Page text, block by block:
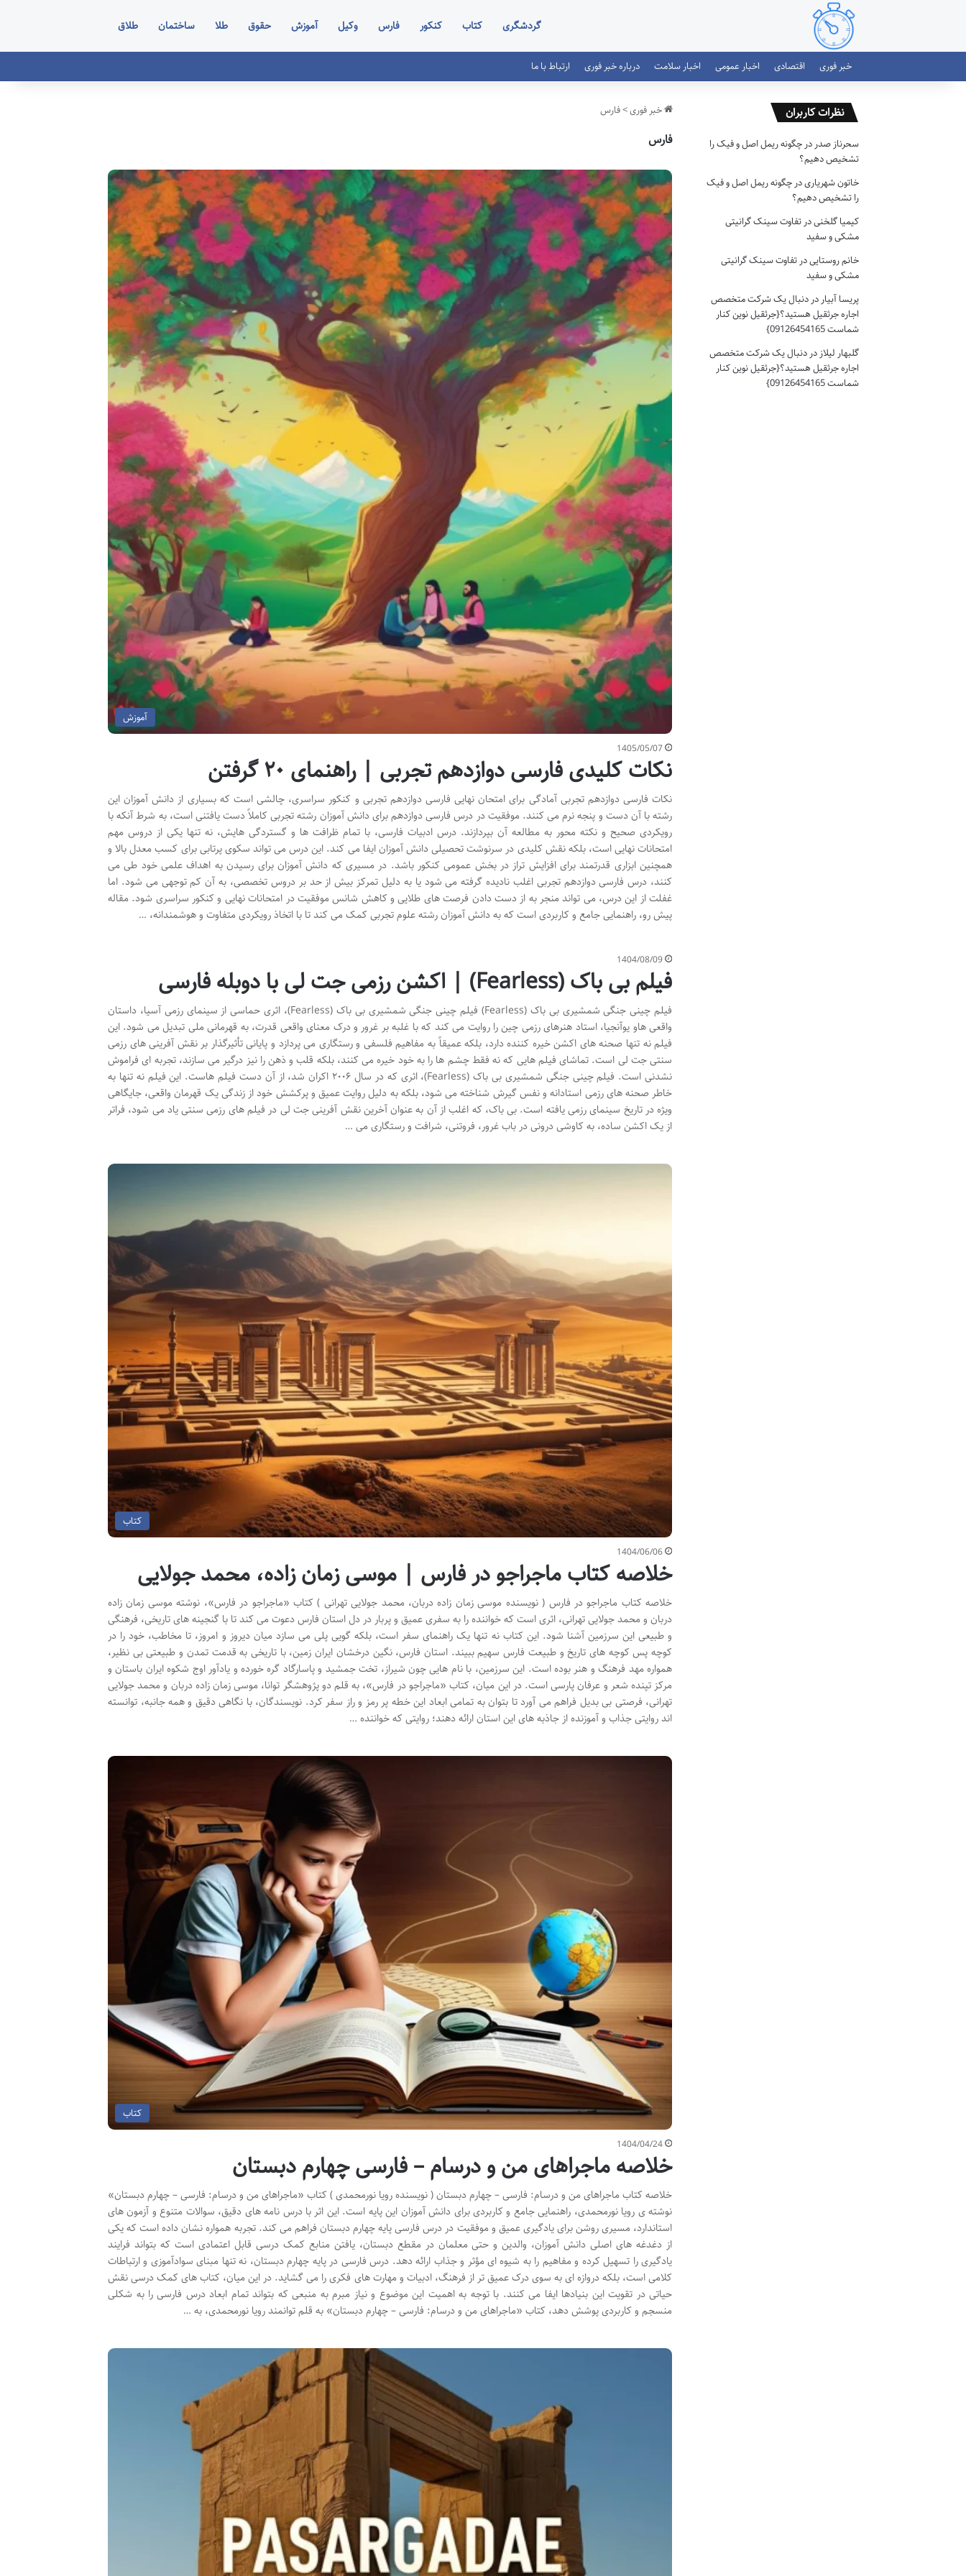
گردشگری کتاب کنکور فارس وکیل آموزش حقوق طلا ساختمان طلاق
خبر فوری اقتصادی اخبار عمومی اخبار سلامت درباره خبر فوری ارتباط با ما
خبر فوری>فارس
فارس
آموزش
1405/05/07
نکات کلیدی فارسی دوازدهم تجربی | راهنمای ۲۰ گرفتن
نکات فارسی دوازدهم تجربی آمادگی برای امتحان نهایی فارسی دوازدهم تجربی و کنکور سراسری، چالشی است که بسیاری از دانش آموزان این
رشته با آن دست و پنجه نرم می کنند. موفقیت در درس فارسی دوازدهم برای دانش آموزان رشته تجربی کاملاً دست یافتنی است، به شرط آنکه با
رویکردی صحیح و نکته محور به مطالعه آن بپردازند. درس ادبیات فارسی، با تمام ظرافت ها و گستردگی هایش، نه تنها یکی از دروس مهم
امتحانات نهایی است، بلکه نقش کلیدی در سرنوشت تحصیلی دانش آموزان ایفا می کند. این درس می تواند سکوی پرتابی برای کسب معدل بالا و
همچنین ابزاری قدرتمند برای افزایش تراز در بخش عمومی کنکور باشد. در مسیری که دانش آموزان برای رسیدن به اهداف علمی خود طی می
کنند، درس فارسی دوازدهم تجربی اغلب نادیده گرفته می شود یا به دلیل تمرکز بیش از حد بر دروس تخصصی، به آن کم توجهی می شود. اما
غفلت از این درس، می تواند منجر به از دست دادن فرصت های طلایی و کاهش شانس موفقیت در امتحانات نهایی و کنکور سراسری شود. مقاله
پیش رو، راهنمایی جامع و کاربردی است که به دانش آموزان رشته علوم تجربی کمک می کند تا با اتخاذ رویکردی متفاوت و هوشمندانه، …
1404/08/09
فیلم بی باک (Fearless) | اکشن رزمی جت لی با دوبله فارسی
فیلم چینی جنگی شمشیری بی باک (Fearless) فیلم چینی جنگی شمشیری بی باک (Fearless)، اثری حماسی از سینمای رزمی آسیا، داستان
واقعی هاو یوآنجیا، استاد هنرهای رزمی چین را روایت می کند که با غلبه بر غرور و درک معنای واقعی قدرت، به قهرمانی ملی تبدیل می شود. این
فیلم نه تنها صحنه های اکشن خیره کننده دارد، بلکه عمیقاً به مفاهیم فلسفی و رستگاری می پردازد و پایانی تأثیرگذار بر نقش آفرینی های رزمی
سنتی جت لی است. تماشای فیلم هایی که نه فقط چشم ها را به خود خیره می کنند، بلکه قلب و ذهن را نیز درگیر می سازند، تجربه ای فراموش
نشدنی است. فیلم چینی جنگی شمشیری بی باک (Fearless)، اثری که در سال ۲۰۰۶ اکران شد، از آن دست فیلم هاست. این فیلم نه تنها به
خاطر صحنه های رزمی استادانه و نفس گیرش شناخته می شود، بلکه به دلیل روایت عمیق و پرکشش خود از زندگی یک قهرمان واقعی، جایگاهی
ویژه در تاریخ سینمای رزمی یافته است. بی باک، که اغلب از آن به عنوان آخرین نقش آفرینی جت لی در فیلم های رزمی سنتی یاد می شود، فراتر
از یک اکشن ساده، به کاوشی درونی در باب غرور، فروتنی، شرافت و رستگاری می …
کتاب
1404/06/06
خلاصه کتاب ماجراجو در فارس | موسی زمان زاده، محمد جولایی
خلاصه کتاب ماجراجو در فارس ( نویسنده موسی زمان زاده دربان، محمد جولایی تهرانی ) کتاب «ماجراجو در فارس»، نوشته موسی زمان زاده
دربان و محمد جولایی تهرانی، اثری است که خواننده را به سفری عمیق و پربار در دل استان فارس دعوت می کند تا با گنجینه های تاریخی، فرهنگی
و طبیعی این سرزمین آشنا شود. این کتاب نه تنها یک راهنمای سفر است، بلکه گویی پلی می سازد میان دیروز و امروز، تا مخاطب، خود را در
کوچه پس کوچه های تاریخ و طبیعت فارس سهیم ببیند. استان فارس، نگین درخشان ایران زمین، با تاریخی به قدمت تمدن و طبیعتی بی نظیر،
همواره مهد فرهنگ و هنر بوده است. این سرزمین، با نام هایی چون شیراز، تخت جمشید و پاسارگاد گره خورده و یادآور اوج شکوه ایران باستان و
مرکز تپنده شعر و عرفان پارسی است. در این میان، کتاب «ماجراجو در فارس»، به قلم دو پژوهشگر توانا، موسی زمان زاده دربان و محمد جولایی
تهرانی، فرصتی بی بدیل فراهم می آورد تا بتوان به تمامی ابعاد این خطه پر رمز و راز سفر کرد. نویسندگان، با نگاهی دقیق و همه جانبه، توانسته
اند روایتی جذاب و آموزنده از جاذبه های این استان ارائه دهند؛ روایتی که خواننده …
کتاب
1404/04/24
خلاصه ماجراهای من و درسام – فارسی چهارم دبستان
خلاصه کتاب ماجراهای من و درسام: فارسی – چهارم دبستان ( نویسنده رویا نورمحمدی ) کتاب «ماجراهای من و درسام: فارسی – چهارم دبستان»
نوشته ی رویا نورمحمدی، راهنمایی جامع و کاربردی برای دانش آموزان این پایه است. این اثر با درس نامه های دقیق، سوالات متنوع و آزمون های
استاندارد، مسیری روشن برای یادگیری عمیق و موفقیت در درس فارسی پایه چهارم دبستان فراهم می کند. تجربه همواره نشان داده است که یکی
از دغدغه های اصلی دانش آموزان، والدین و حتی معلمان در مقطع دبستان، یافتن منابع کمک درسی قابل اعتمادی است که بتواند فرایند
یادگیری را تسهیل کرده و مفاهیم را به شیوه ای مؤثر و جذاب ارائه دهد. درس فارسی در پایه چهارم دبستان، نه تنها مبنای سوادآموزی و ارتباطات
کلامی است، بلکه دروازه ای به سوی درک عمیق تر از فرهنگ، ادبیات و مهارت های فکری را می گشاید. در این میان، کتاب های کمک درسی نقش
حیاتی در تقویت این بنیادها ایفا می کنند. با توجه به اهمیت این موضوع و نیاز مبرم به منبعی که بتواند تمام ابعاد درس فارسی را به شکلی
منسجم و کاربردی پوشش دهد، کتاب «ماجراهای من و درسام: فارسی – چهارم دبستان» به قلم توانمند رویا نورمحمدی، به …
نظرات کاربران
سحرناز صدر درچگونه ریمل اصل و فیک را
تشخیص دهیم؟
خاتون شهریاریدرچگونه ریمل اصل و فیک
را تشخیص دهیم؟
کیمیا گلخنیدرتفاوت سینک گرانیتی
مشکی و سفید
خانم روستاییدرتفاوت سینک گرانیتی
مشکی و سفید
پریسا آبیار دردنبال یک شرکت متخصص
اجاره جرثقیل هستید؟{جرثقیل نوین کنار
شماست 09126454165}
گلبهار لیلاز دردنبال یک شرکت متخصص
اجاره جرثقیل هستید؟{جرثقیل نوین کنار
شماست 09126454165}